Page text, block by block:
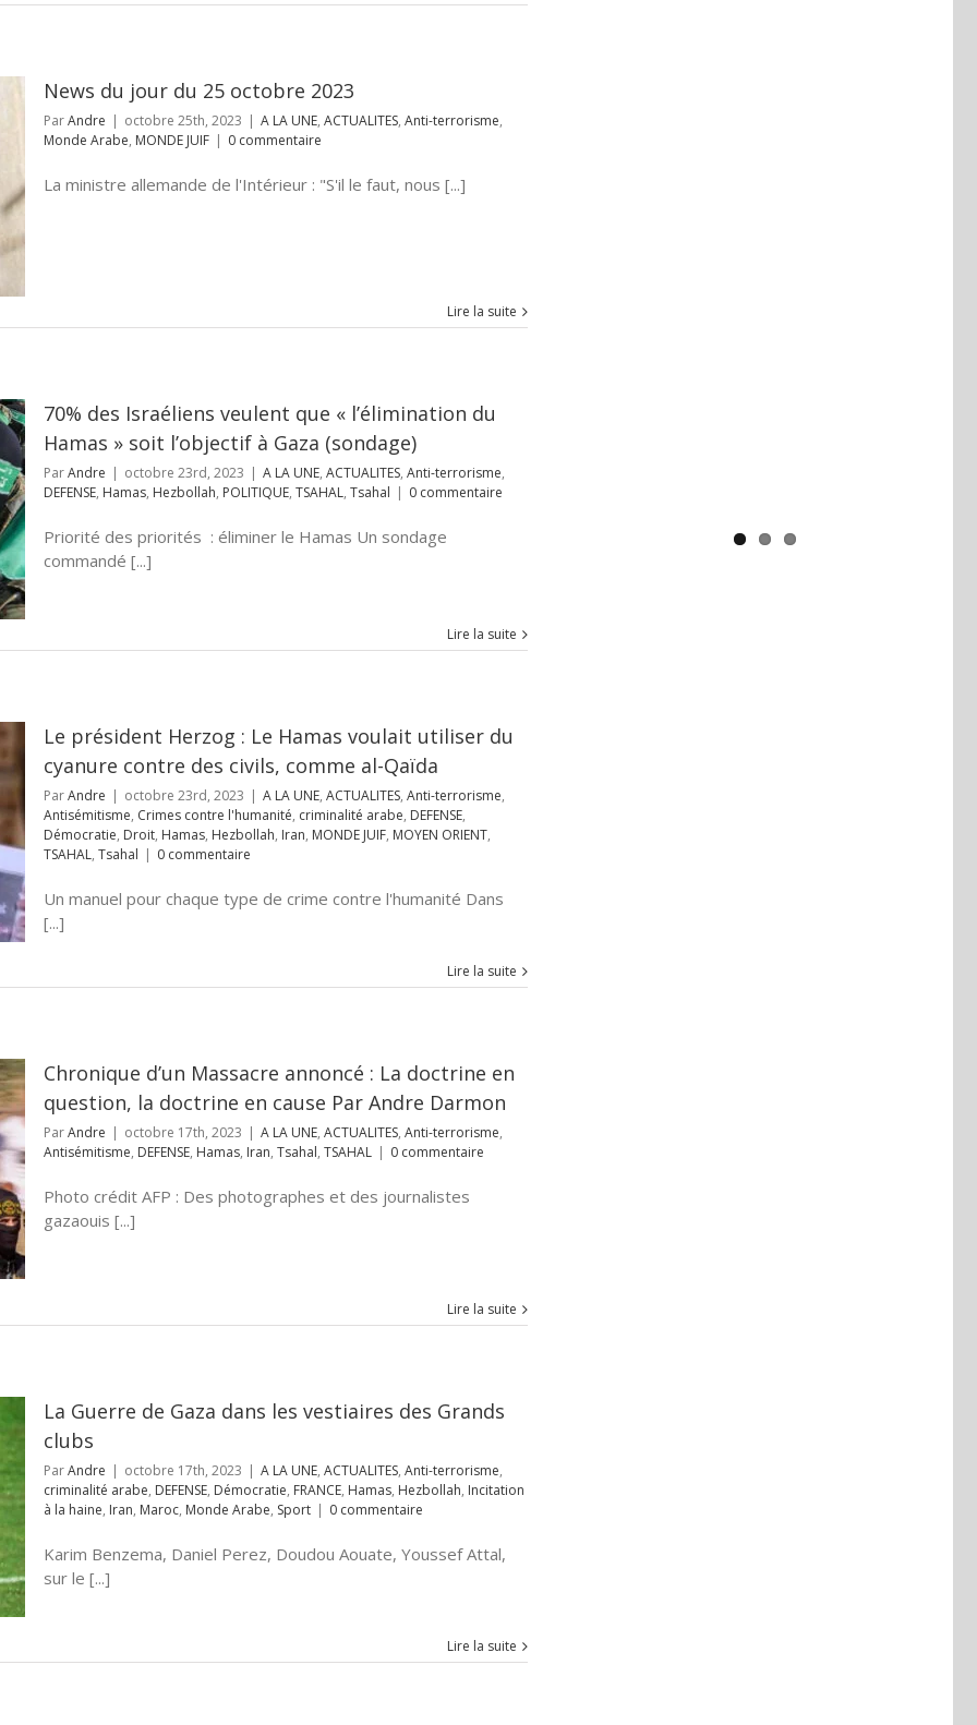
News du jour du 25 octobre 2023
ParAndre octobre 25th, 2023 A LA UNE, ACTUALITES, Anti-terrorisme,
Monde Arabe, MONDE JUIF 0 commentaire
La ministre allemande de l'Intérieur : "S'il le faut, nous [...]
Lire la suite
70% des Israéliens veulent que « l’élimination du
Hamas » soit l’objectif à Gaza (sondage)
ParAndre octobre 23rd, 2023 A LA UNE, ACTUALITES, Anti-terrorisme,
DEFENSE, Hamas, Hezbollah, POLITIQUE, TSAHAL, Tsahal 0 commentaire
Priorité des priorités : éliminer le Hamas Un sondage
commandé [...]
Lire la suite
Le président Herzog : Le Hamas voulait utiliser du
cyanure contre des civils, comme al-Qaïda
ParAndre octobre 23rd, 2023 A LA UNE, ACTUALITES, Anti-terrorisme,
Antisémitisme, Crimes contre l'humanité, criminalité arabe, DEFENSE,
Démocratie, Droit, Hamas, Hezbollah, Iran, MONDE JUIF, MOYEN ORIENT,
TSAHAL, Tsahal 0 commentaire
Un manuel pour chaque type de crime contre l'humanité Dans
[...]
Lire la suite
Chronique d’un Massacre annoncé : La doctrine en
question, la doctrine en cause Par Andre Darmon
ParAndre octobre 17th, 2023 A LA UNE, ACTUALITES, Anti-terrorisme,
Antisémitisme, DEFENSE, Hamas, Iran, Tsahal, TSAHAL 0 commentaire
Photo crédit AFP : Des photographes et des journalistes
gazaouis [...]
Lire la suite
La Guerre de Gaza dans les vestiaires des Grands
clubs
ParAndre | octobre 17th, 2023 | A LA UNE, ACTUALITES, Anti-terrorisme,
criminalité arabe, DEFENSE, Démocratie, FRANCE, Hamas, Hezbollah, Incitation
à la haine, Iran, Maroc, Monde Arabe, Sport | 0 commentaire
Karim Benzema, Daniel Perez, Doudou Aouate, Youssef Attal,
sur le [...]
Lire la suite